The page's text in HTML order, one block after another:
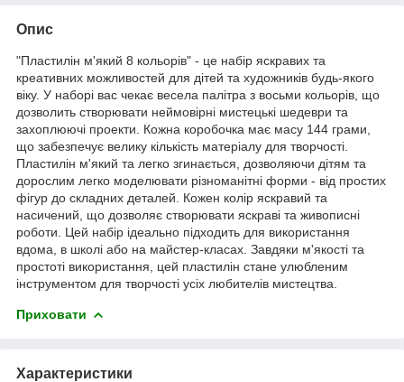
Опис
"Пластилін м'який 8 кольорів" - це набір яскравих та
креативних можливостей для дітей та художників будь-якого
віку. У наборі вас чекає весела палітра з восьми кольорів, що
дозволить створювати неймовірні мистецькі шедеври та
захоплюючі проекти. Кожна коробочка має масу 144 грами,
що забезпечує велику кількість матеріалу для творчості.
Пластилін м'який та легко згинається, дозволяючи дітям та
дорослим легко моделювати різноманітні форми - від простих
фігур до складних деталей. Кожен колір яскравий та
насичений, що дозволяє створювати яскраві та живописні
роботи. Цей набір ідеально підходить для використання
вдома, в школі або на майстер-класах. Завдяки м'якості та
простоті використання, цей пластилін стане улюбленим
інструментом для творчості усіх любителів мистецтва.
Приховати
Характеристики